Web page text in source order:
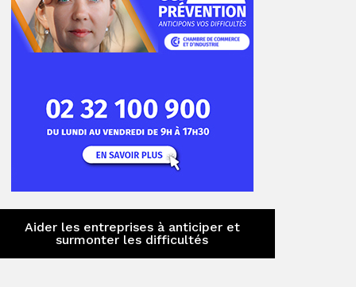
Aider les entreprises à anticiper et
surmonter les difficultés